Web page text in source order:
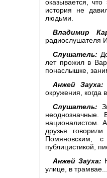
оказывается,
история не
людьми.
Владимир
радиослушателя
Слушатель:
лет прожил в
понаслышке,
Анжей Зауха:
окружения,
Слушатель:
националистом.
друзья
Помяновским,
публицистикой,
Анжей Зауха:
улице, в